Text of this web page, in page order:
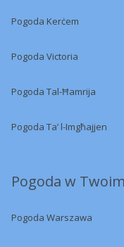
Pogoda Kerċem
Pogoda Victoria
Pogoda Tal-Ħamrija
Pogoda Ta’ l-Imgħajjen
Pogoda w
Pogoda Warszawa